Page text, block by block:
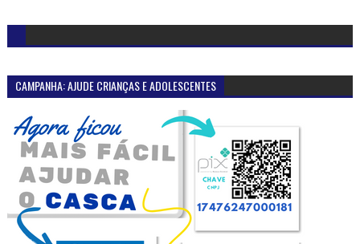
CAMPANHA: AJUDE CRIANÇAS E ADOLESCENTES